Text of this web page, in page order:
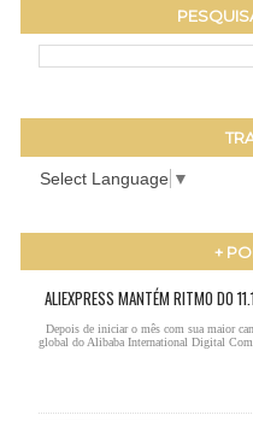
Select Language ▼
+
ALIEXPRESS MANTÉM RITMO DO
Depois de iniciar o mês com sua maior
global do Alibaba International Digital